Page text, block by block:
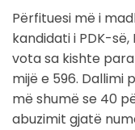
Përfituesi më i
kandidati i PDK-së,
vota sa kishte
mijë e 596. Dallimi
më shumë se 40
abuzimit gjatë